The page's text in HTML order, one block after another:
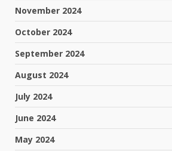
November 2024
October 2024
September 2024
August 2024
July 2024
June 2024
May 2024